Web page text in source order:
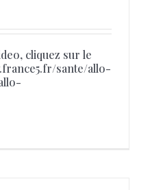
cliquez sur le
sante/allo-